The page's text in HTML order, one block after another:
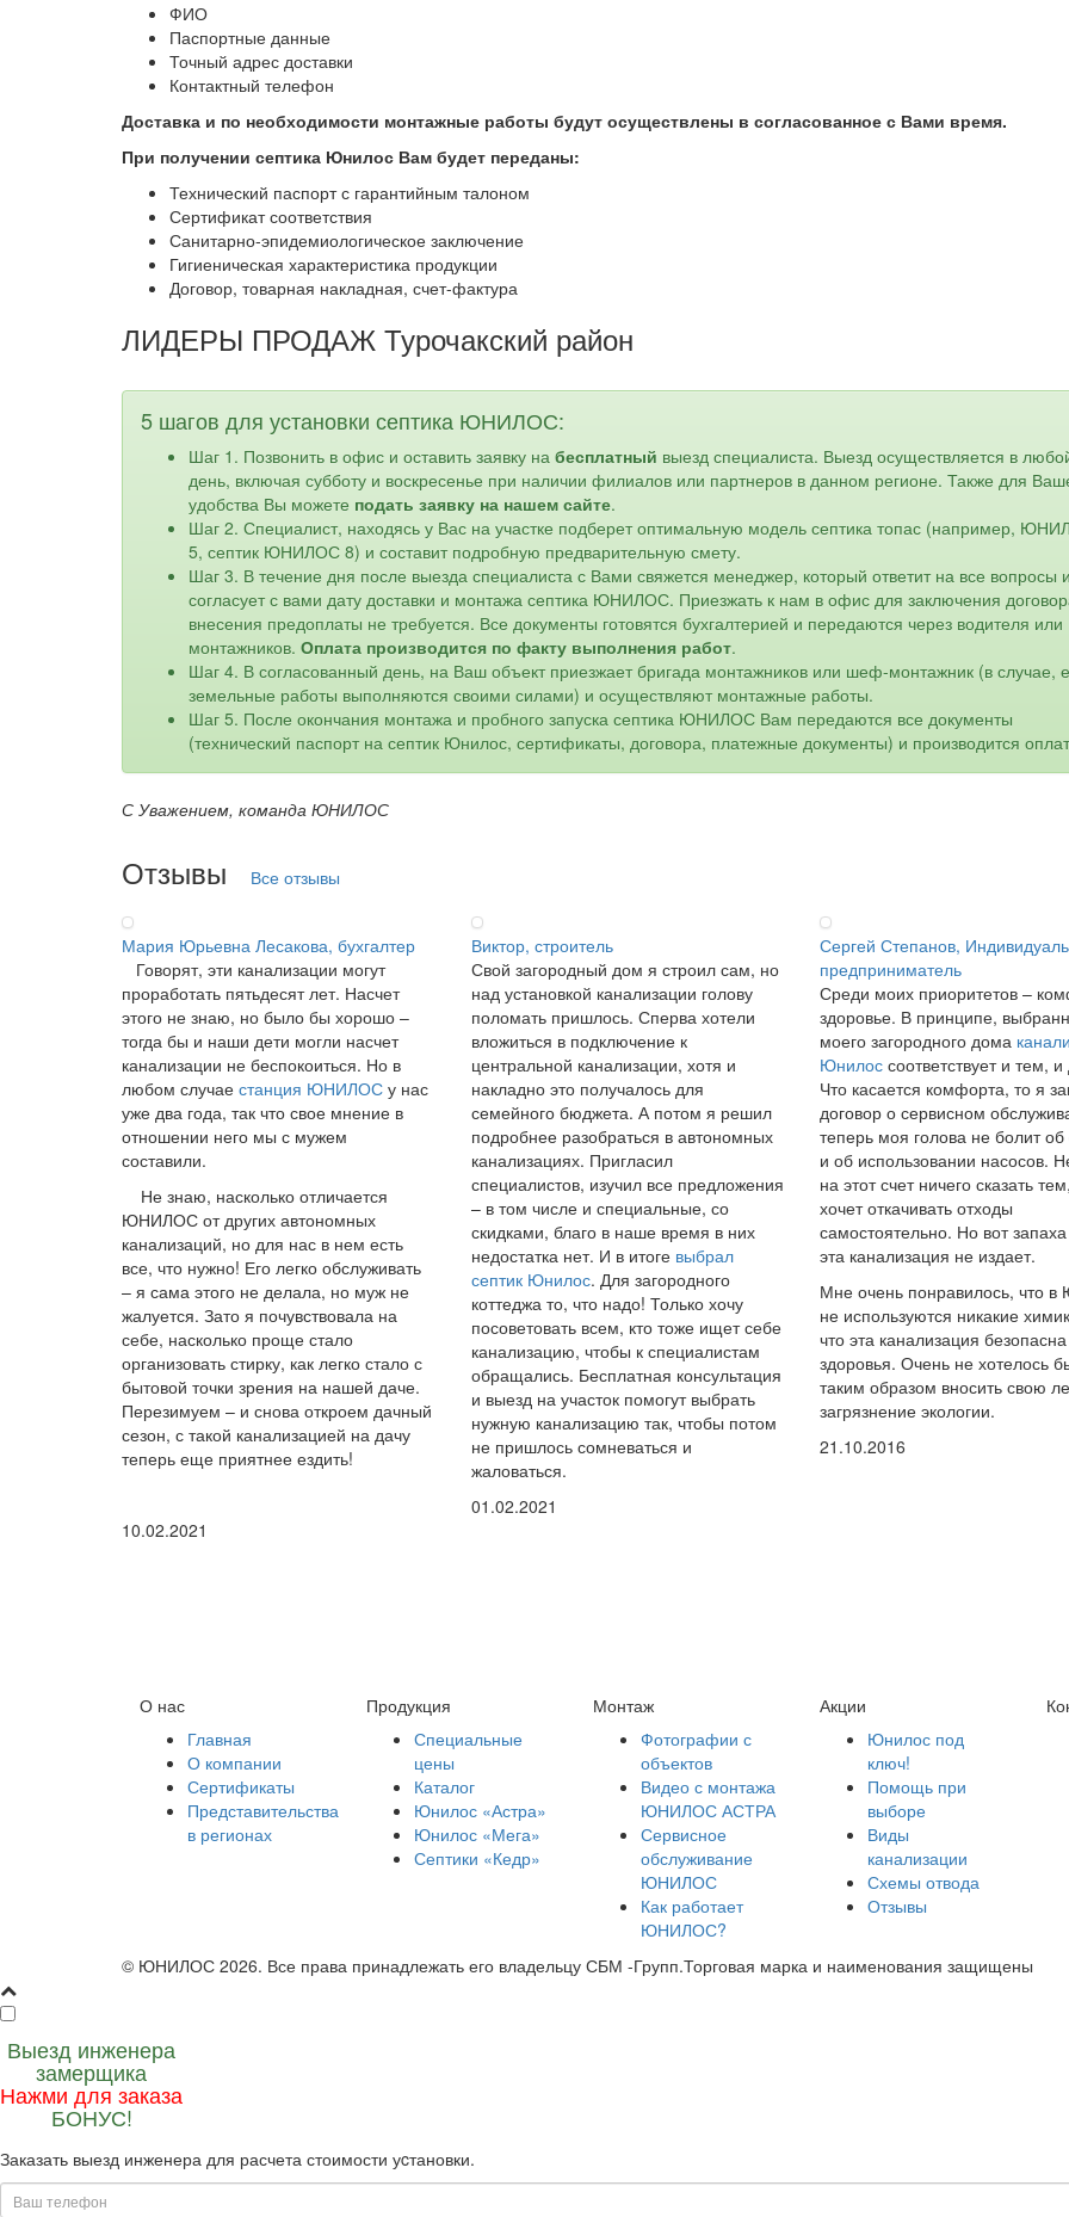
ФИО
Паспортные данные
Точный адрес доставки
Контактный телефон
Доставка и по необходимости монтажные работы будут осуществлены в согласованное с Вами время.
При получении септика Юнилос Вам будет переданы:
Технический паспорт с гарантийным талоном
Сертификат соответствия
Санитарно-эпидемиологическое заключение
Гигиеническая характеристика продукции
Договор, товарная накладная, счет-фактура
ЛИДЕРЫ ПРОДАЖ Турочакский район
5 шагов для установки септика ЮНИЛОС:
Шаг 1. Позвонить в офис и оставить заявку на бесплатный выезд специалиста. Выезд осуществляется в
день, включая субботу и воскресенье при наличии филиалов или партнеров в данном регионе. Также для
удобства Вы можете подать заявку на нашем сайте.
Шаг 2. Специалист, находясь у Вас на участке подберет оптимальную модель септика топас (например,
5, септик ЮНИЛОС 8) и составит подробную предварительную смету.
Шаг 3. В течение дня после выезда специалиста с Вами свяжется менеджер, который ответит на все вопросы и
согласует с вами дату доставки и монтажа септика ЮНИЛОС. Приезжать к нам в офис для заключения
внесения предоплаты не требуется. Все документы готовятся бухгалтерией и передаются через водителя или
монтажников. Оплата производится по факту выполнения работ.
Шаг 4. В согласованный день, на Ваш объект приезжает бригада монтажников или шеф-монтажник (в случае,
земельные работы выполняются своими силами) и осуществляют монтажные работы.
Шаг 5. После окончания монтажа и пробного запуска септика ЮНИЛОС Вам передаются все документы
(технический паспорт на септик Юнилос, сертификаты, договора, платежные документы) и производится
С Уважением, команда ЮНИЛОС
Отзывы Все отзывы
Мария Юрьевна Лесакова, бухгалтер
Говорят, эти канализации могут
проработать пятьдесят лет. Насчет
этого не знаю, но было бы хорошо –
тогда бы и наши дети могли насчет
канализации не беспокоиться. Но в
любом случае станция ЮНИЛОС у нас
уже два года, так что свое мнение в
отношении него мы с мужем
составили.
Не знаю, насколько отличается
ЮНИЛОС от других автономных
канализаций, но для нас в нем есть
все, что нужно! Его легко обслуживать
– я сама этого не делала, но муж не
жалуется. Зато я почувствовала на
себе, насколько проще стало
организовать стирку, как легко стало с
бытовой точки зрения на нашей даче.
Перезимуем – и снова откроем дачный
сезон, с такой канализацией на дачу
теперь еще приятнее ездить!
10.02.2021
Виктор, строитель
Свой загородный дом я строил сам, но
над установкой канализации голову
поломать пришлось. Сперва хотели
вложиться в подключение к
центральной канализации, хотя и
накладно это получалось для
семейного бюджета. А потом я решил
подробнее разобраться в автономных
канализациях. Пригласил
специалистов, изучил все предложения
– в том числе и специальные, со
скидками, благо в наше время в них
недостатка нет. И в итоге выбрал
септик Юнилос. Для загородного
коттеджа то, что надо! Только хочу
посоветовать всем, кто тоже ищет себе
канализацию, чтобы к специалистам
обращались. Бесплатная консультация
и выезд на участок помогут выбрать
нужную канализацию так, чтобы потом
не пришлось сомневаться и
жаловаться.
01.02.2021
Сергей Степанов,
предприниматель
Среди моих приоритетов –
здоровье. В принципе,
моего загородного дома
Юнилос соответствует и тем,
Что касается комфорта, то я
договор о сервисном
теперь моя голова не болит об
и об использовании насосов.
на этот счет ничего сказать
хочет откачивать отходы
самостоятельно. Но вот
эта канализация не издает.
Мне очень понравилось, что в
не используются никакие
что эта канализация
здоровья. Очень не хотелось
таким образом вносить свою
загрязнение экологии.
21.10.2016
О нас
Главная
О компании
Сертификаты
Представительства
в регионах
Продукция
Специальные
цены
Каталог
Юнилос «Астра»
Юнилос «Мега»
Септики «Кедр»
Монтаж
Фотографии с
объектов
Видео с монтажа
ЮНИЛОС АСТРА
Сервисное
обслуживание
ЮНИЛОС
Как работает
ЮНИЛОС?
Акции
Юнилос под
ключ!
Помощь при
выборе
Виды
канализации
Схемы отвода
Отзывы
© ЮНИЛОС 2026. Все права принадлежать его владельцу СБМ -Групп.Торговая марка и наименования защищены
Выезд инженера
замерщика
Нажми для заказа
БОНУС!
Заказать выезд инженера для расчета стоимости уcтановки.